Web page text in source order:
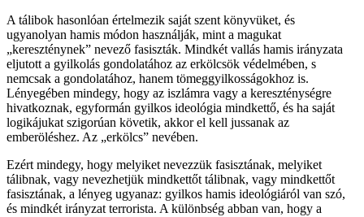
A tálibok hasonlóan értelmezik saját szent könyvüket, és
ugyanolyan hamis módon használják, mint a magukat
„kereszténynek” nevező fasiszták. Mindkét vallás hamis irányzata
eljutott a gyilkolás gondolatához az erkölcsök védelmében, s
nemcsak a gondolatához, hanem tömeggyilkosságokhoz is.
Lényegében mindegy, hogy az iszlámra vagy a kereszténységre
hivatkoznak, egyformán gyilkos ideológia mindkettő, és ha saját
logikájukat szigorúan követik, akkor el kell jussanak az
emberöléshez. Az „erkölcs” nevében.
Ezért mindegy, hogy melyiket nevezzük fasisztának, melyiket
tálibnak, vagy nevezhetjük mindkettőt tálibnak, vagy mindkettőt
fasisztának, a lényeg ugyanaz: gyilkos hamis ideológiáról van szó,
és mindkét irányzat terrorista. A különbség abban van, hogy a